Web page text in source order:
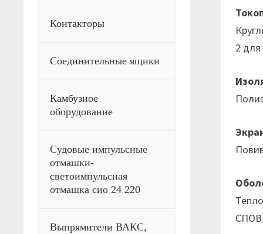
2
Контакторы
Соединительные ящики
Камбузное
оборудование
Судовые импульсные
отмашки-
светоимпульсная
отмашка сио 24 220
Выпрямители ВАКС,